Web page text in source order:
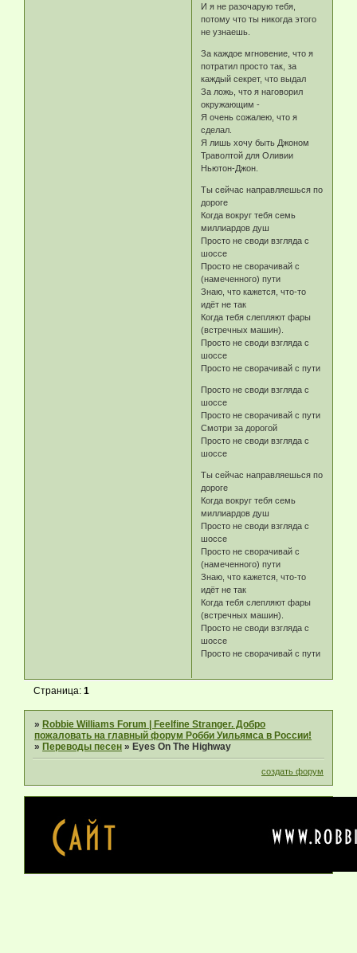
И я не разочарую тебя,
потому что ты никогда этого
не узнаешь.
За каждое мгновение, что я
потратил просто так, за
каждый секрет, что выдал
За ложь, что я наговорил
окружающим -
Я очень сожалею, что я
сделал.
Я лишь хочу быть Джоном
Траволтой для Оливии
Ньютон-Джон.
Ты сейчас направляешься по
дороге
Когда вокруг тебя семь
миллиардов душ
Просто не своди взгляда с
шоссе
Просто не сворачивай с
(намеченного) пути
Знаю, что кажется, что-то
идёт не так
Когда тебя слепляют фары
(встречных машин).
Просто не своди взгляда с
шоссе
Просто не сворачивай с пути
Просто не своди взгляда с
шоссе
Просто не сворачивай с пути
Смотри за дорогой
Просто не своди взгляда с
шоссе
Ты сейчас направляешься по
дороге
Когда вокруг тебя семь
миллиардов душ
Просто не своди взгляда с
шоссе
Просто не сворачивай с
(намеченного) пути
Знаю, что кажется, что-то
идёт не так
Когда тебя слепляют фары
(встречных машин).
Просто не своди взгляда с
шоссе
Просто не сворачивай с пути
Страница:1
»Robbie Williams Forum | Feelfine Stranger. Добро
пожаловать на главный форум Робби Уильямса в России!
»Переводы песен »Eyes On The Highway
создать форум